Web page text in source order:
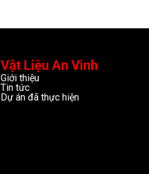
Vật Liệu An Vinh
Giới thiệu
Tin tức
Dự án đã thực hiện